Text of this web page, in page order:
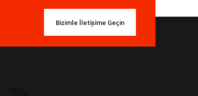
Bizimle İletişime Geçin